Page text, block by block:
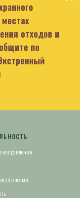
отходов и
по
направления
с отходами